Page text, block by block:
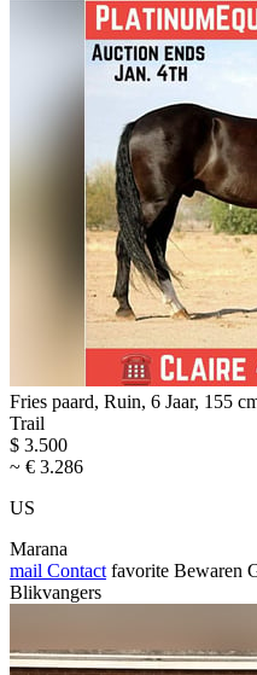
Fries paard, Ruin, 6 Jaar, 155
Trail
$ 3.500
~ € 3.286
US
Marana
mail Contact favorite Bewaren
Blikvangers